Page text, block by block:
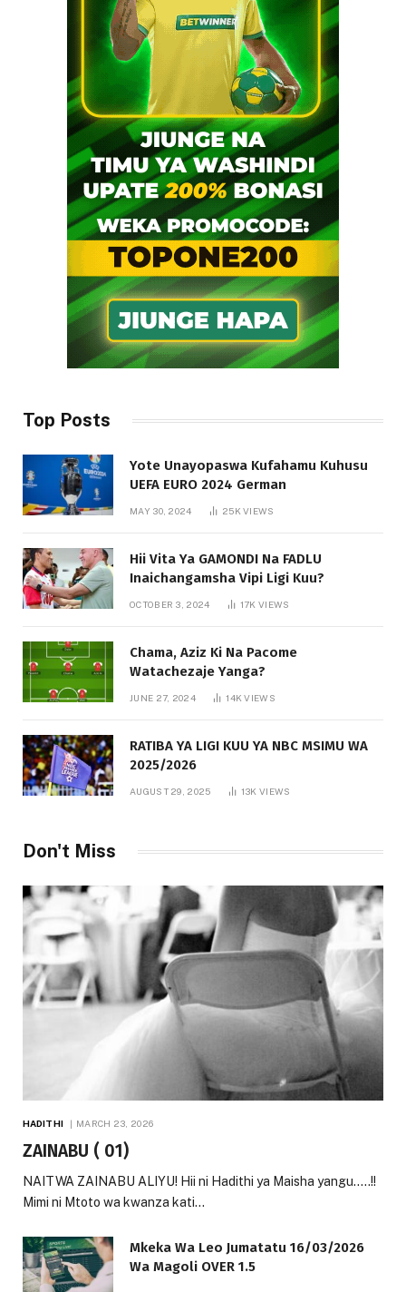
Top Posts
Yote Unayopaswa Kufahamu Kuhusu
UEFA EURO 2024 German
MAY 30, 2024 25KVIEWS
Hii Vita Ya GAMONDI Na FADLU
Inaichangamsha Vipi Ligi Kuu?
OCTOBER 3, 2024 17KVIEWS
Chama, Aziz Ki Na Pacome
Watachezaje Yanga?
JUNE 27, 2024 14KVIEWS
RATIBA YA LIGI KUU YA NBC MSIMU WA
2025/2026
AUGUST 29, 2025 13KVIEWS
Don't Miss
HADITHI MARCH 23, 2026
ZAINABU ( 01)
NAITWA ZAINABU ALIYU! Hii ni Hadithi ya Maisha yangu…..!!
Mimi ni Mtoto wa kwanza kati…
Mkeka Wa Leo Jumatatu 16/03/2026
Wa Magoli OVER 1.5